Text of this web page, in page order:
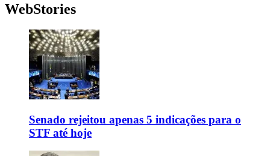
WebStories
Senado rejeitou apenas 5 indicações para o
STF até hoje